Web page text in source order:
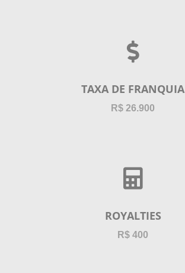
TAXA DE FRANQUIA
R$ 26.900
ROYALTIES
R$ 400